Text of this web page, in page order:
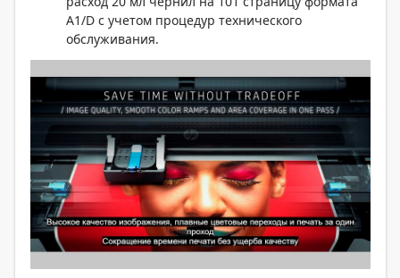
A1/D с учетом процедур технического
обслуживания.